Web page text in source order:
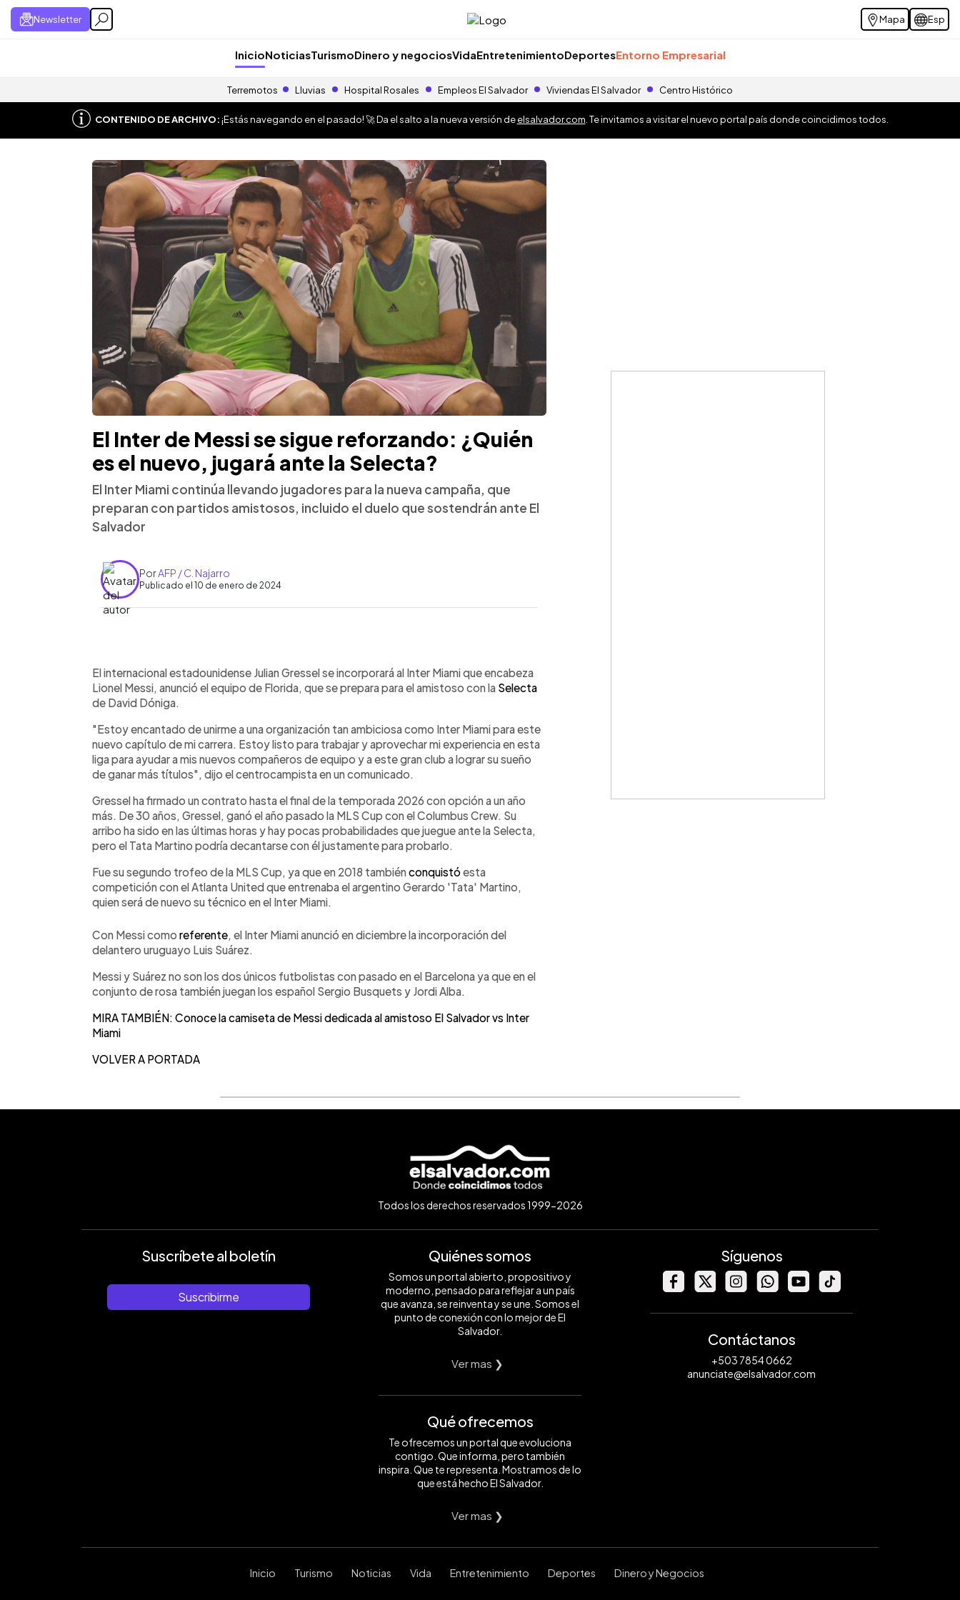
Newsletter Mapa Esp
InicioNoticiasTurismoDinero y negociosVidaEntretenimientoDeportesEntorno Empresarial
Terremotos Lluvias Hospital Rosales Empleos El Salvador Viviendas El Salvador Centro Histórico
CONTENIDO DE ARCHIVO:¡Estás navegando en el pasado! 🚀 Da el salto a la nueva versión deelsalvador.com . Te invitamos a visitar el nuevo portal país donde coincidimos todos.
El Inter de Messi se sigue reforzando: ¿Quién
es el nuevo, jugará ante la Selecta?
El Inter Miami continúa llevando jugadores para la nueva campaña, que
preparan con partidos amistosos, incluido el duelo que sostendrán ante El
Salvador
PorAFP / C. Najarro
Publicado el 10 de enero de 2024
► Escuchar artículo
El internacional estadounidense Julian Gressel se incorporará al Inter Miami que encabeza
Lionel Messi, anunció el equipo de Florida, que se prepara para el amistoso con la Selecta
de David Dóniga.
"Estoy encantado de unirme a una organización tan ambiciosa como Inter Miami para este
nuevo capítulo de mi carrera. Estoy listo para trabajar y aprovechar mi experiencia en esta
liga para ayudar a mis nuevos compañeros de equipo y a este gran club a lograr su sueño
de ganar más títulos", dijo el centrocampista en un comunicado.
Gressel ha firmado un contrato hasta el final de la temporada 2026 con opción a un año
más. De 30 años, Gressel, ganó el año pasado la MLS Cup con el Columbus Crew. Su
arribo ha sido en las últimas horas y hay pocas probabilidades que juegue ante la Selecta,
pero el Tata Martino podría decantarse con él justamente para probarlo.
Fue su segundo trofeo de la MLS Cup, ya que en 2018 tambiénconquistóesta
competición con el Atlanta United que entrenaba el argentino Gerardo 'Tata' Martino,
quien será de nuevo su técnico en el Inter Miami.
Con Messi como referente , el Inter Miami anunció en diciembre la incorporación del
delantero uruguayo Luis Suárez.
Messi y Suárez no son los dos únicos futbolistas con pasado en el Barcelona ya que en el
conjunto de rosa también juegan los español Sergio Busquets y Jordi Alba.
MIRA TAMBIÉN: Conoce la camiseta de Messi dedicada al amistoso El Salvador vs Inter
Miami
VOLVER A PORTADA
Todos los derechos reservados 1999-2026
Suscríbete al boletín
Suscribirme
Quiénes somos
Somos un portal abierto, propositivo y
moderno, pensado para reflejar a un país
que avanza, se reinventa y se une. Somos el
punto de conexión con lo mejor de El
Salvador.
Ver mas ❯
Qué ofrecemos
Te ofrecemos un portal que evoluciona
contigo. Que informa, pero también
inspira. Que te representa. Mostramos de lo
que está hecho El Salvador.
Ver mas ❯
Síguenos
Contáctanos
+503 7854 0662
anunciate@elsalvador.com
Inicio Turismo Noticias Vida Entretenimiento Deportes Dinero y Negocios